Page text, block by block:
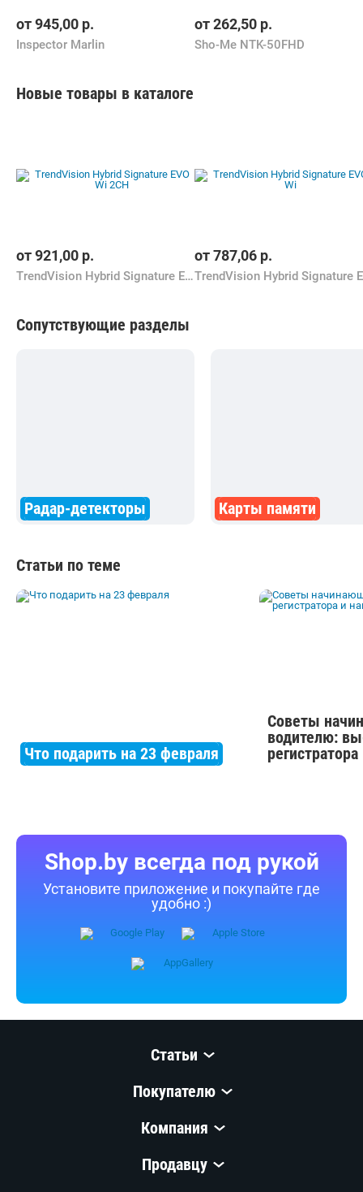
от945,00 р.
Inspector Marlin
от262,50 р.
Sho-Me NTK-50FHD
Новые товары в каталоге
от921,00 р.
TrendVision Hybrid Signature EVO Wi 2CH
от787,06 р.
Сопутствующие разделы
Радар-детекторы Карты памяти
Статьи по теме
Что подарить на 23 февраля
Советы
водителю:
Shop.by всегда под рукой
Установите приложение и покупайте где
удобно :)
Статьи
Покупателю
Компания
Продавцу